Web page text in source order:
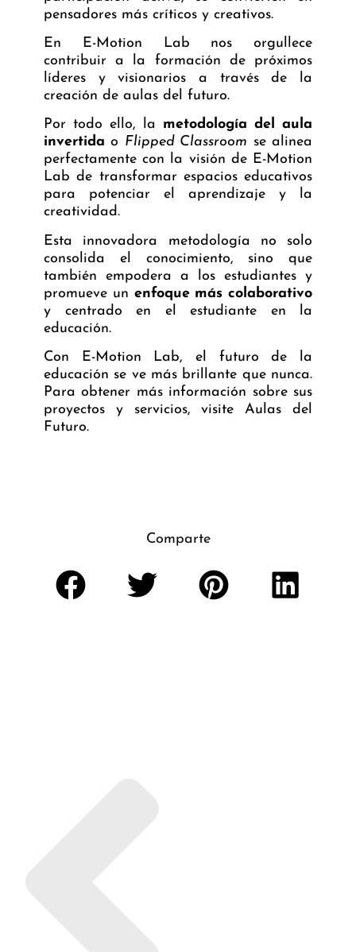
pensadores más críticos y creativos.
En E-Motion Lab nos orgullece
contribuir a la formación de próximos
líderes y visionarios a través de la
creación de aulas del futuro.
Por todo ello, la metodología del aula
invertida o Flipped Classroom se alinea
perfectamente con la visión de E-Motion
Lab de transformar espacios educativos
para potenciar el aprendizaje y la
creatividad.
Esta innovadora metodología no solo
consolida el conocimiento, sino que
también empodera a los estudiantes y
promueve un enfoque más colaborativo
y centrado en el estudiante en la
educación.
Con E-Motion Lab, el futuro de la
educación se ve más brillante que nunca.
Para obtener más información sobre sus
proyectos y servicios, visiteAulas del
Futuro.
Comparte